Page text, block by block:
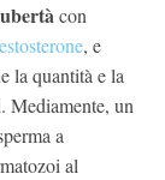
con
, e
la quantità e la
Mediamente, un
a
al